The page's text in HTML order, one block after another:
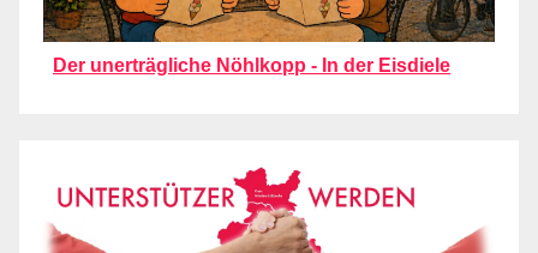
Der unerträgliche Nöhlkopp - In der Eisdiele